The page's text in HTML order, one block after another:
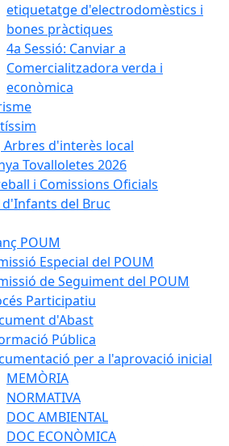
etiquetatge d'electrodomèstics i
bones pràctiques
4a Sessió: Canviar a
Comercialitzadora verda i
econòmica
Arbres d'interès local
Tovalloletes 2026
i Comissions Oficials
d'Infants del Bruc
POUM
Especial del POUM
de Seguiment del POUM
Participatiu
d'Abast
Pública
per a l'aprovació inicial
MEMÒRIA
NORMATIVA
DOC AMBIENTAL
DOC ECONÒMICA